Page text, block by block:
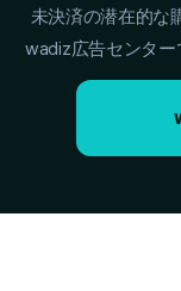
未決済の潜在的な
wadiz広告センター